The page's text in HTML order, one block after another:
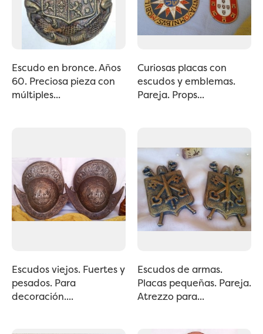
Escudo en bronce. Años
60. Preciosa pieza con
múltiples...
Curiosas placas con
escudos y emblemas.
Pareja. Props...
Escudos viejos. Fuertes y
pesados. Para
decoración....
Escudos de armas.
Placas pequeñas. Pareja.
Atrezzo para...